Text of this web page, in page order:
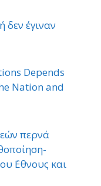
έγιναν
Depends
Nation and
περνά
΄Εθνους και